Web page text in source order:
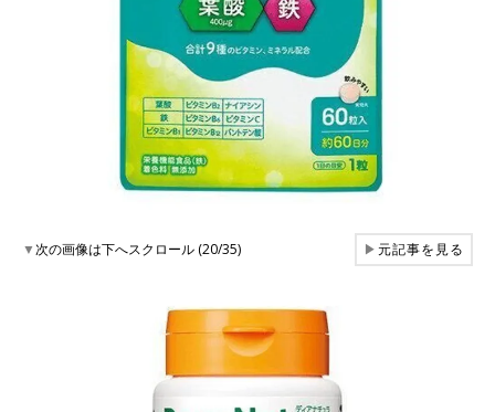
▼次の画像は下へスクロール (20/35) ▶元記事を見る